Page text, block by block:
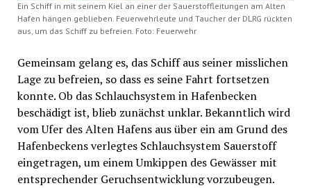
Ein Schiff in mit seinem Kiel an einer der Sauerstoffleitungen am Alten
Hafen hängen geblieben. Feuerwehrleute und Taucher der DLRG rückten
aus, um das Schiff zu befreien. Foto: Feuerwehr
Gemeinsam gelang es, das Schiff aus seiner misslichen
Lage zu befreien, so dass es seine Fahrt fortsetzen
konnte. Ob das Schlauchsystem in Hafenbecken
beschädigt ist, blieb zunächst unklar. Bekanntlich wird
vom Ufer des Alten Hafens aus über ein am Grund des
Hafenbeckens verlegtes Schlauchsystem Sauerstoff
eingetragen, um einem Umkippen des Gewässer mit
entsprechender Geruchsentwicklung vorzubeugen.